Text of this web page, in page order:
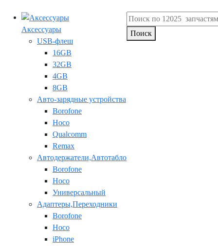
Аксессуары
USB-флеш
16GB
32GB
4GB
8GB
Авто-зарядные устройства
Borofone
Hoco
Qualcomm
Remax
Автодержатели,Автотабло
Borofone
Hoco
Универсальный
Адаптеры,Переходники
Borofone
Hoco
iPhone
Поиск